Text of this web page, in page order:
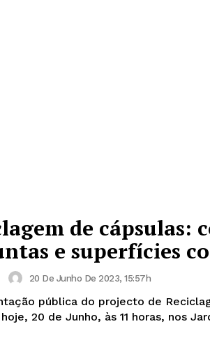
de cápsulas:
e superfícies
20 De Junho De 2023, 15:57h
pública do projecto de
20 de Junho, às 11 horas, nos